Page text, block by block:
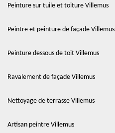
Peinture sur tuile et toiture Villemus
Peintre et peinture de façade Villemus
Peinture dessous de toit Villemus
Ravalement de façade Villemus
Nettoyage de terrasse Villemus
Artisan peintre Villemus